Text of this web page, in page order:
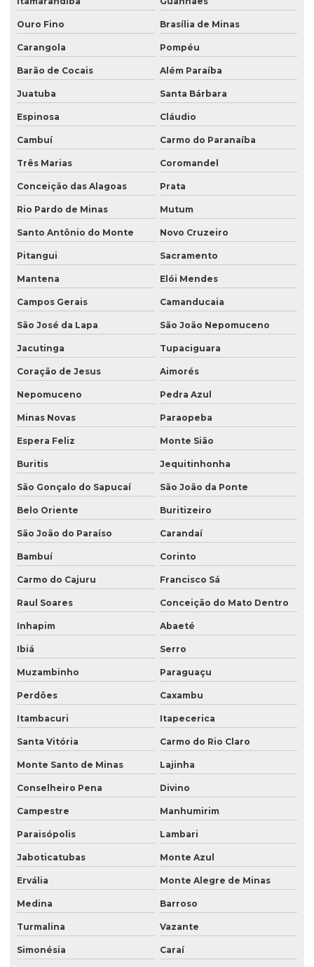
Trilhos de rolamento para pontes rolantes
Venda de peças para pontes rolantes
Venda de talha cabo de aço
Venda de talha elétrica
Venda de talha elétrica de grau alimentício
Venda de talha elétrica para usina hidrelétrica
Ouro Fino Brasília de Minas
Carangola Pompéu
Barão de Cocais Além Paraíba
Juatuba Santa Bárbara
Espinosa Cláudio
Cambuí Carmo do Paranaíba
Três Marias Coromandel
Conceição das Alagoas Prata
Rio Pardo de Minas Mutum
Santo Antônio do Monte Novo Cruzeiro
Pitangui Sacramento
Mantena Elói Mendes
Campos Gerais Camanducaia
São José da Lapa São João Nepomuceno
Jacutinga Tupaciguara
Coração de Jesus Aimorés
Nepomuceno Pedra Azul
Minas Novas Paraopeba
Espera Feliz Monte Sião
Buritis Jequitinhonha
São Gonçalo do Sapucaí São João da Ponte
Belo Oriente Buritizeiro
São João do Paraíso Carandaí
Bambuí Corinto
Carmo do Cajuru Francisco Sá
Raul Soares Conceição do Mato Dentro
Inhapim Abaeté
Ibiá Serro
Muzambinho Paraguaçu
Perdões Caxambu
Itambacuri Itapecerica
Santa Vitória Carmo do Rio Claro
Monte Santo de Minas Lajinha
Conselheiro Pena Divino
Campestre Manhumirim
Paraisópolis Lambari
Jaboticatubas Monte Azul
Ervália Monte Alegre de Minas
Medina Barroso
Turmalina Vazante
Simonésia Caraí